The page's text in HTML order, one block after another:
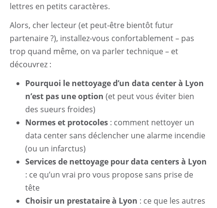
lettres en petits caractères.
Alors, cher lecteur (et peut-être bientôt futur
partenaire ?), installez-vous confortablement – pas
trop quand même, on va parler technique – et
découvrez :
Pourquoi le nettoyage d’un data center à Lyon
n’est pas une option (et peut vous éviter bien
des sueurs froides)
Normes et protocoles : comment nettoyer un
data center sans déclencher une alarme incendie
(ou un infarctus)
Services de nettoyage pour data centers à Lyon
: ce qu’un vrai pro vous propose sans prise de
tête
Choisir un prestataire à Lyon : ce que les autres